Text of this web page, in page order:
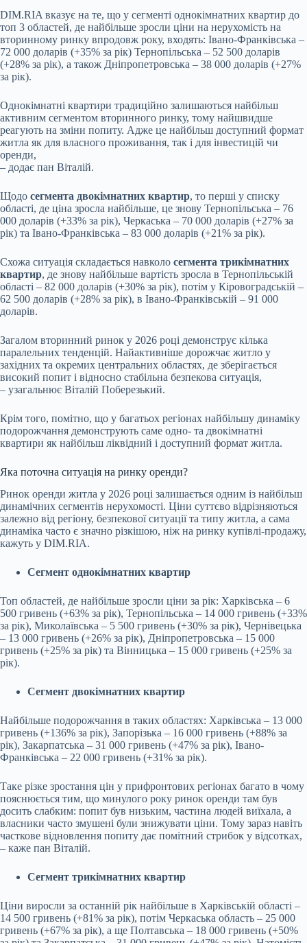
DIM.RIA вказує на те, що у сегменті однокімнатних квартир до
топ 3 областей, де найбільше зросли ціни на нерухомість на
вторинному ринку впродовж року, входять: Івано-Франківська –
72 000 доларів (+35% за рік) Тернопільська – 52 500 доларів
(+28% за рік), а також Дніпропетровська – 38 000 доларів (+27%
за рік).
Однокімнатні квартири традиційно залишаються найбільш
активним сегментом вторинного ринку, тому найшвидше
реагують на зміни попиту. Адже це найбільш доступний формат
житла як для власного проживання, так і для інвестицій чи
оренди,
– додає пан Віталій.
Щодо сегмента двокімнатних квартир, то перші у списку
області, де ціна зросла найбільше, це знову Тернопільська – 76
000 доларів (+33% за рік), Черкаська – 70 000 доларів (+27% за
рік) та Івано-Франківська – 83 000 доларів (+21% за рік).
Схожа ситуація складається навколо сегмента трикімнатних
квартир, де знову найбільше вартість зросла в Тернопільській
області – 82 000 доларів (+30% за рік), потім у Кіровоградській –
62 500 доларів (+28% за рік), в Івано-Франківській – 91 000
доларів.
Загалом вторинний ринок у 2026 році демонструє кілька
паралельних тенденцій. Найактивніше дорожчає житло у
західних та окремих центральних областях, де зберігається
високий попит і відносно стабільна безпекова ситуація,
– узагальнює Віталій Поберезький.
Крім того, помітно, що у багатьох регіонах найбільшу динаміку
подорожчання демонструють саме одно- та двокімнатні
квартири як найбільш ліквідний і доступний формат житла.
Яка поточна ситуація на ринку оренди?
Ринок оренди житла у 2026 році залишається одним із найбільш
динамічних сегментів нерухомості. Ціни суттєво відрізняються
залежно від регіону, безпекової ситуації та типу житла, а сама
динаміка часто є значно різкішою, ніж на ринку купівлі-продажу,
кажуть у DIM.RIA.
Сегмент однокімнатних квартир
Топ областей, де найбільше зросли ціни за рік: Харківська – 6
500 гривень (+63% за рік), Тернопільська – 14 000 гривень (+33%
за рік), Миколаївська – 5 500 гривень (+30% за рік), Чернівецька
– 13 000 гривень (+26% за рік), Дніпропетровська – 15 000
гривень (+25% за рік) та Вінницька – 15 000 гривень (+25% за
рік).
Сегмент двокімнатних квартир
Найбільше подорожчання в таких областях: Харківська – 13 000
гривень (+136% за рік), Запорізька – 16 000 гривень (+88% за
рік), Закарпатська – 31 000 гривень (+47% за рік), Івано-
Франківська – 22 000 гривень (+31% за рік).
Таке різке зростання цін у прифронтових регіонах багато в чому
пояснюється тим, що минулого року ринок оренди там був
досить слабким: попит був низьким, частина людей виїхала, а
власники часто змушені були знижувати ціни. Тому зараз навіть
часткове відновлення попиту дає помітний стрибок у відсотках,
– каже пан Віталій.
Сегмент трикімнатних квартир
Ціни виросли за останній рік найбільше в Харківській області –
14 500 гривень (+81% за рік), потім Черкаська область – 25 000
гривень (+67% за рік), а ще Полтавська – 18 000 гривень (+50%